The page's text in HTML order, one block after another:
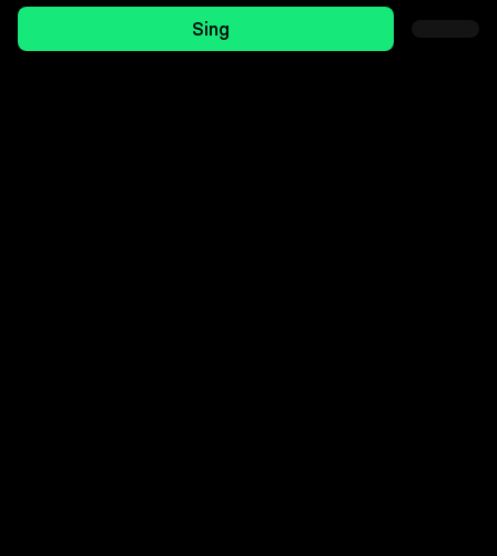
Sing